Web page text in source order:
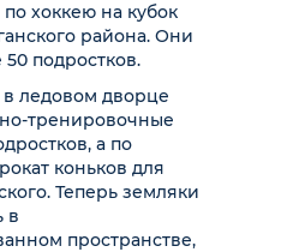
хоккею на кубок
района. Они
подростков.
ледовом дворце
тренировочные
а по
коньков для
Теперь земляки
в
пространстве,